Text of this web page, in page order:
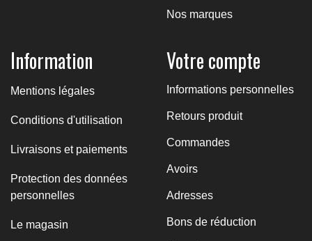
Nos marques
Information
Mentions légales
Conditions d'utilisation
Livraisons et paiements
Protection des données
personnelles
Le magasin
Votre compte
Informations personnelles
Retours produit
Commandes
Avoirs
Adresses
Bons de réduction